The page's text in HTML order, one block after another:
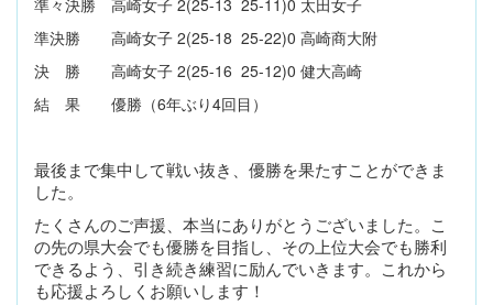
準々決勝 高崎女子 2(25-13 25-11)0 太田女子
準決勝 高崎女子 2(25-18 25-22)0 高崎商大附
決 勝 高崎女子 2(25-16 25-12)0 健大高崎
結 果 優勝（6年ぶり4回目）
最後まで集中して戦い抜き、優勝を果たすことができま
した。
たくさんのご声援、本当にありがとうございました。こ
の先の県大会でも優勝を目指し、その上位大会でも勝利
できるよう、引き続き練習に励んでいきます。これから
も応援よろしくお願いします！